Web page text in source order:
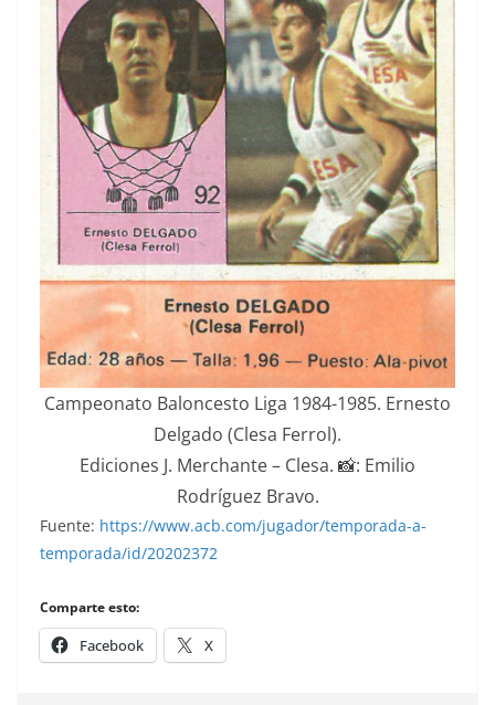
Campeonato Baloncesto Liga 1984-1985. Ernesto
Delgado (Clesa Ferrol).
Ediciones J. Merchante – Clesa. 📸: Emilio
Rodríguez Bravo.
Fuente: https://www.acb.com/jugador/temporada-a-
temporada/id/20202372
Comparte esto:
Facebook X